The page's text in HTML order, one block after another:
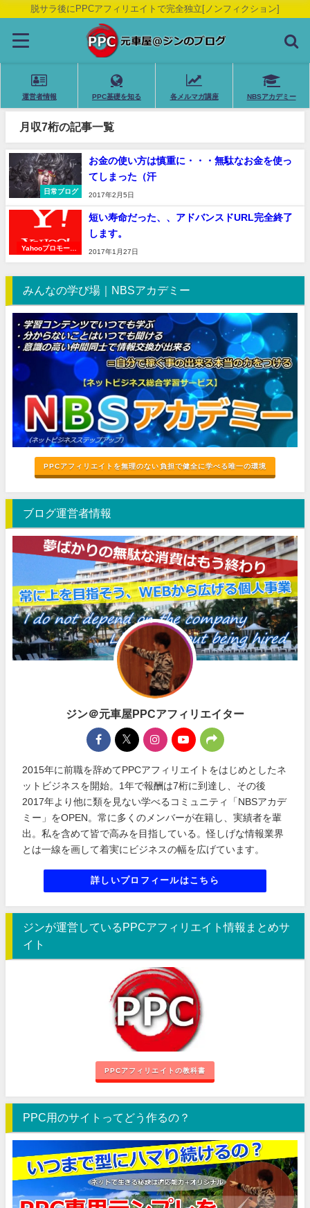
脱サラ後にPPCアフィリエイトで完全独立[ノンフィクション]
運営者情報 PPC基礎を知る 各メルマガ講座 NBSアカデミー
月収7桁の記事一覧
日常ブログ
お金の使い方は慎重に・・・無駄なお金を使っ
てしまった（汗
2017年2月5日
Yahooプロモーシ
短い寿命だった、、アドバンスドURL完全終了
します。
2017年1月27日
みんなの学び場｜NBSアカデミー
PPCアフィリエイトを無理のない負担で健全に学べる唯一の環境
ブログ運営者情報
ジン＠元車屋PPCアフィリエイター
2015年に前職を辞めてPPCアフィリエイトをはじめとしたネ
ットビジネスを開始。1年で報酬は7桁に到達し、その後
2017年より他に類を見ない学べるコミュニティ「NBSアカデ
ミー」をOPEN。常に多くのメンバーが在籍し、実績者を輩
出。私を含めて皆で高みを目指している。怪しげな情報業界
とは一線を画して着実にビジネスの幅を広げています。
詳しいプロフィールはこちら
ジンが運営しているPPCアフィリエイト情報まとめサ
イト
PPCアフィリエイトの教科書
PPC用のサイトってどう作るの？